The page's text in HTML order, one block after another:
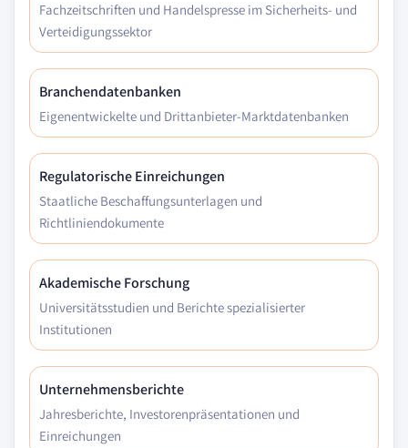
Fachzeitschriften und Handelspresse im Sicherheits- und
Verteidigungssektor
Branchendatenbanken
Eigenentwickelte und Drittanbieter-Marktdatenbanken
Regulatorische Einreichungen
Staatliche Beschaffungsunterlagen und
Richtliniendokumente
Akademische Forschung
Universitätsstudien und Berichte spezialisierter
Institutionen
Unternehmensberichte
Jahresberichte, Investorenpräsentationen und
Einreichungen